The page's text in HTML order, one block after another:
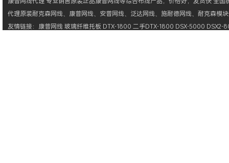
代理原装耐克森网线、 康普网线、 安普网线、 泛达网线、 施耐德网线、 耐克森模块
友情链接： 康普网线玻璃纤维托板 DTX-1800 二手DTX-1800 DSX-5000 DSX2-